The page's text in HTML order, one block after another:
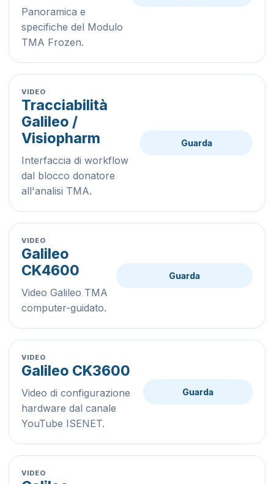
Panoramica e
specifiche del Modulo
TMA Frozen.
VIDEO
Tracciabilità
Galileo /
Visiopharm
Interfaccia di workflow
dal blocco donatore
all'analisi TMA.
Guarda
VIDEO
Galileo
CK4600
Video Galileo TMA
computer-guidato.
Guarda
VIDEO
Galileo CK3600
Video di configurazione
hardware dal canale
YouTube ISENET.
Guarda
VIDEO